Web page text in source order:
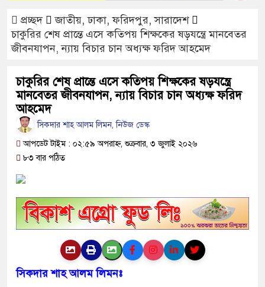
ফরিদপুরে ওজোপাডিকোর উদ্যোগে
বাংলাদেশের আকাশে রহস্যময় আলোর
যাচ্ছে
দেড় লাখ টাকার গাছ ৫০ হাজারে
ফরিদপুরে ট্রিপল মার্ডারঃ ১০ ঘণ্টায়
কোদাল
Hotline- +880 9617 179084
প্রচ্ছদ
জাতীয়,ঢাকা,ফরিদপুর,সারাদেশ
চাকুরির শেষ প্রান্তে এসে কতিপয় শিক্ষকের ষড়যন্ত্রে মানবেতর
জীবনযাপন, ন্যায় বিচার চান অধ্যক্ষ ফরিদ আহমেদ
চাকুরির শেষ প্রান্তে এসে কতিপয় শিক্ষকের ষড়যন্ত্রে
মানবেতর জীবনযাপন, ন্যায় বিচার চান অধ্যক্ষ ফরিদ
আহমেদ
সিকদার শাহ আলম লিমন, নিউজ ডেস্ক
আপডেট টাইম : ০২:৫৯ অপরাহ্ন, শুক্রবার, ৩ জুলাই ২০২৬
৮৩ বার পঠিত
সিকদার শাহ আলম লিমনঃ